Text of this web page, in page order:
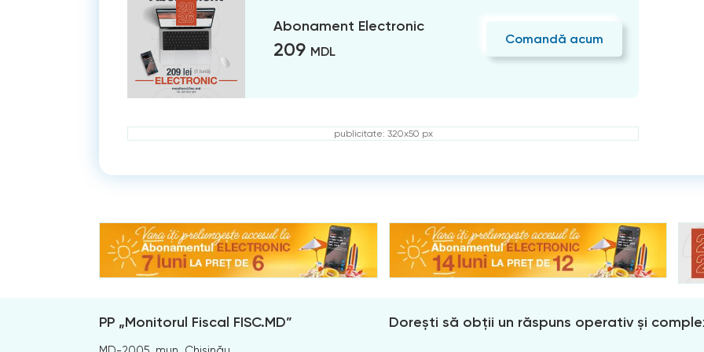
Abonament Electronic
209 MDL
Comandă acum
publicitate: 320x50 px
PP „Monitorul Fiscal FISC.MD” Dorești să obții un răspuns operativ și